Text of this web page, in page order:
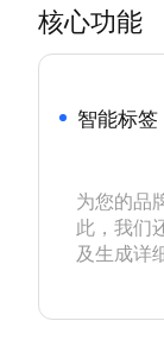
核心功能
智能标签
为您的品
此，我们
及生成详